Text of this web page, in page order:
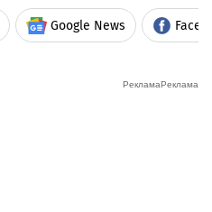
Google News